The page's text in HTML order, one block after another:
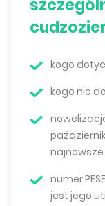
kogo
kogo nie
numer
jest jego